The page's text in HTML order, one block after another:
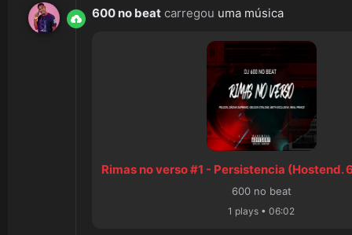
600 no beat carregou uma música
Rimas no verso #1 - Persistencia (Hostend.
600 no beat
1 plays • 06:02